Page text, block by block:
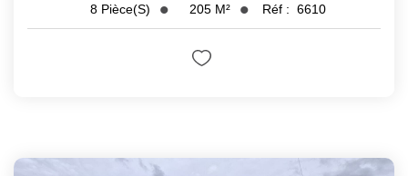
8 Pièce(s) 205 M² Réf : 6610